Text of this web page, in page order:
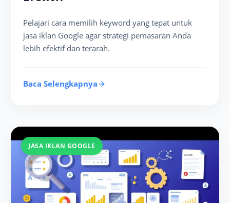
Pelajari cara memilih keyword yang tepat untuk
jasa iklan Google agar strategi pemasaran Anda
lebih efektif dan terarah.
Baca Selengkapnya
JASA IKLAN GOOGLE